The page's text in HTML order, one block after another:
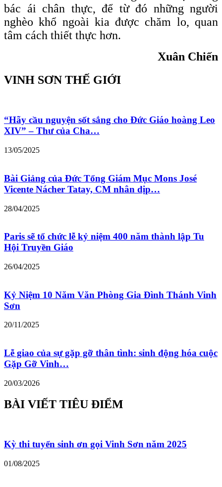
bác ái chân thực, để từ đó những người
nghèo khổ ngoài kia được chăm lo, quan
tâm cách thiết thực hơn.
Xuân Chiến
VINH SƠN THẾ GIỚI
“Hãy cầu nguyện sốt sắng cho Đức Giáo hoàng Leo
XIV” – Thư của Cha…
13/05/2025
Bài Giảng của Đức Tổng Giám Mục Mons José
Vicente Nácher Tatay, CM nhân dịp…
28/04/2025
Paris sẽ tổ chức lễ kỷ niệm 400 năm thành lập Tu
Hội Truyền Giáo
26/04/2025
Kỷ Niệm 10 Năm Văn Phòng Gia Đình Thánh Vinh
Sơn
20/11/2025
Lễ giao của sự gặp gỡ thân tình: sinh động hóa cuộc
Gặp Gỡ Vinh…
20/03/2026
BÀI VIẾT TIÊU ĐIỂM
Kỳ thi tuyển sinh ơn gọi Vinh Sơn năm 2025
01/08/2025